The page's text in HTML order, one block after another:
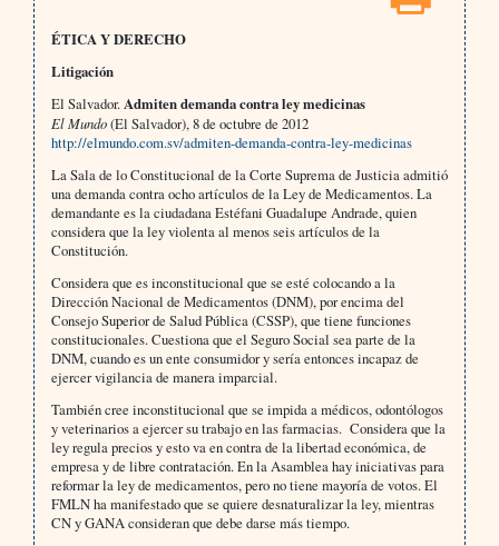
ÉTICA Y DERECHO
Litigación
El Salvador.Admiten demanda contra ley medicinas
El Mundo(El Salvador), 8 de octubre de 2012
http://elmundo.com.sv/admiten-demanda-contra-ley-medicinas
La Sala de lo Constitucional de la Corte Suprema de Justicia admitió
una demanda contra ocho artículos de la Ley de Medicamentos. La
demandante es la ciudadana Estéfani Guadalupe Andrade, quien
considera que la ley violenta al menos seis artículos de la
Constitución.
Considera que es inconstitucional que se esté colocando a la
Dirección Nacional de Medicamentos (DNM), por encima del
Consejo Superior de Salud Pública (CSSP), que tiene funciones
constitucionales. Cuestiona que el Seguro Social sea parte de la
DNM, cuando es un ente consumidor y sería entonces incapaz de
ejercer vigilancia de manera imparcial.
También cree inconstitucional que se impida a médicos, odontólogos
y veterinarios a ejercer su trabajo en las farmacias. Considera que la
ley regula precios y esto va en contra de la libertad económica, de
empresa y de libre contratación. En la Asamblea hay iniciativas para
reformar la ley de medicamentos, pero no tiene mayoría de votos. El
FMLN ha manifestado que se quiere desnaturalizar la ley, mientras
CN y GANA consideran que debe darse más tiempo.